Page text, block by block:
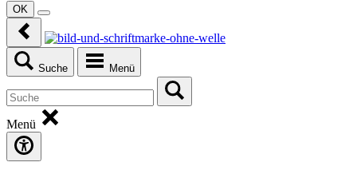
OK
Suche Menü
Menü